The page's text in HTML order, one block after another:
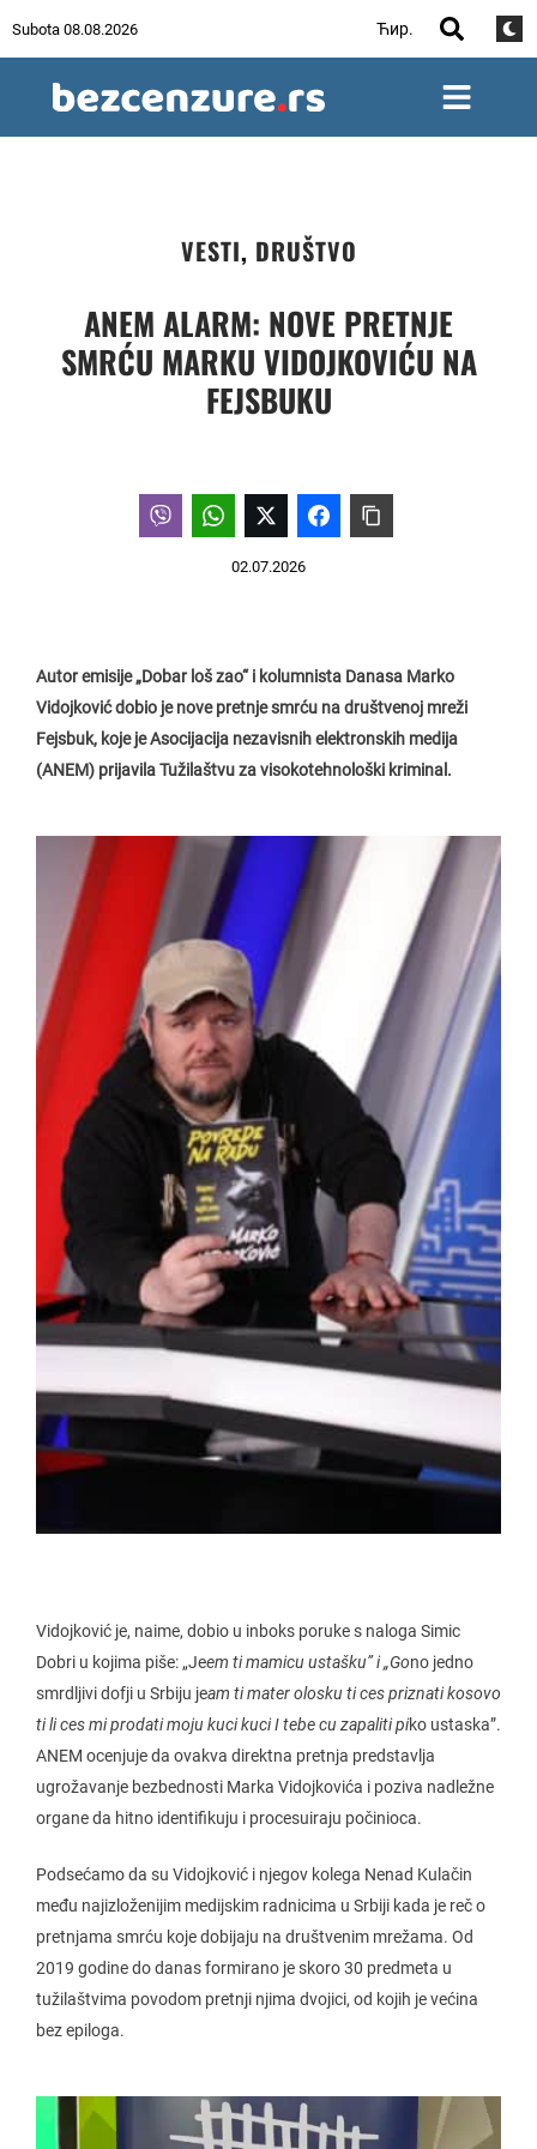
Subota 08.08.2026 Ћир.
VESTI, DRUŠTVO
ANEM ALARM: NOVE PRETNJE
SMRĆU MARKU VIDOJKOVIĆU NA
FEJSBUKU
02.07.2026
Autor emisije „Dobar loš zao“ i kolumnista Danasa Marko
Vidojković dobio je nove pretnje smrću na društvenoj mreži
Fejsbuk, koje je Asocijacija nezavisnih elektronskih medija
(ANEM) prijavila Tužilaštvu za visokotehnološki kriminal.
Vidojković je, naime, dobio u inboks poruke s naloga Simic
Dobri u kojima piše: „Jeem ti mamicu ustašku” i „Gono jedno
smrdljivi dofji u Srbiju jeam ti mater olosku ti ces priznati kosovo
ti li ces mi prodati moju kuci kuci I tebe cu zapaliti piko ustaska”.
ANEM ocenjuje da ovakva direktna pretnja predstavlja
ugrožavanje bezbednosti Marka Vidojkovića i poziva nadležne
organe da hitno identifikuju i procesuiraju počinioca.
Podsećamo da su Vidojković i njegov kolega Nenad Kulačin
među najizloženijim medijskim radnicima u Srbiji kada je reč o
pretnjama smrću koje dobijaju na društvenim mrežama. Od
2019 godine do danas formirano je skoro 30 predmeta u
tužilaštvima povodom pretnji njima dvojici, od kojih je većina
bez epiloga.